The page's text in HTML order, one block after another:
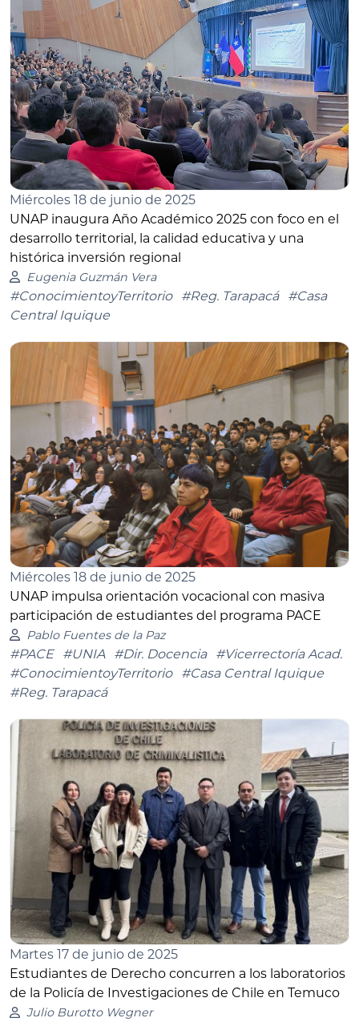
Miércoles 18 de junio de 2025
UNAP inaugura Año Académico 2025 con foco en el
desarrollo territorial, la calidad educativa y una
histórica inversión regional
Eugenia Guzmán Vera
#ConocimientoyTerritorio #Reg. Tarapacá
#Casa
Central Iquique
Miércoles 18 de junio de 2025
UNAP impulsa orientación vocacional con masiva
participación de estudiantes del programa PACE
Pablo Fuentes de la Paz
#PACE #UNIA #Dir. Docencia
#Vicerrectoría Acad.
#ConocimientoyTerritorio
#Casa Central Iquique
#Reg. Tarapacá
Martes 17 de junio de 2025
Estudiantes de Derecho concurren a los laboratorios
de la Policía de Investigaciones de Chile en Temuco
Julio Burotto Wegner